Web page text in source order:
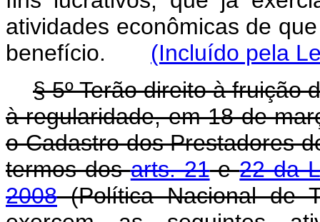
atividades econômicas de
benefício. (Incluído pela
§ 5º Terão direito à fruição
à regularidade, em 18 de
o Cadastro dos Prestadores
termos dosarts. 21e22 da
2008(Política Nacional de